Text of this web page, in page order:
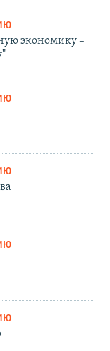
экономику –